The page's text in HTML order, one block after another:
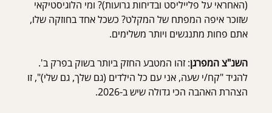
(האחראי על פלייליסט ובדיחות גרועות)? ומי הלוגיסטיקאי
שזוכר איפה המפתח של המקלט? כשכל אחד בחוזקה שלו,
אתם פחות מתנגשים ויותר משלימים.
השנ"צ המפרגן: זהו המטבע החזק ביותר בשוק בפרק ב'.
להגיד "קח/י שעה, אני עם כל הילדים (גם שלך, גם שלי)", זו
הצהרת האהבה הכי גדולה שיש ב-2026.